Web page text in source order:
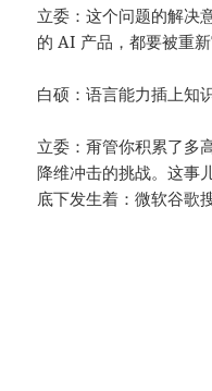
立委：这个问题的解决
的 AI 产品，都要被重新
白硕：语言能力插上知
立委：甭管你积累了多
降维冲击的挑战。这事
底下发生着：微软谷歌